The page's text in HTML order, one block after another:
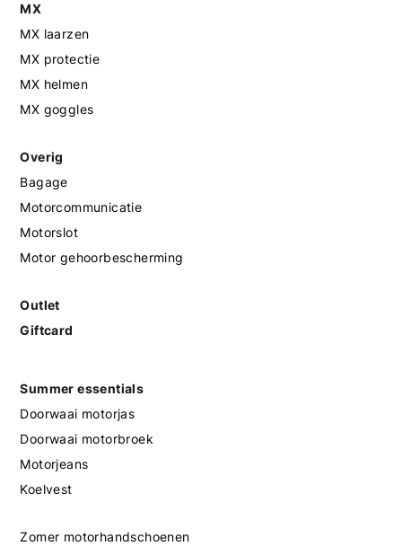
MX
MX laarzen
MX protectie
MX helmen
MX goggles
Overig
Bagage
Motorcommunicatie
Motorslot
Motor gehoorbescherming
Outlet
Giftcard
Summer essentials
Doorwaai motorjas
Doorwaai motorbroek
Motorjeans
Koelvest
Zomer motorhandschoenen